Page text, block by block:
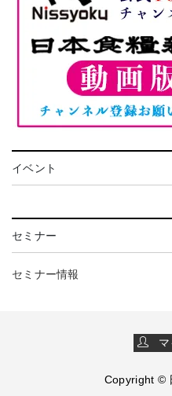
イベント
セミナー
セミナー情報
マ
Copyright ©